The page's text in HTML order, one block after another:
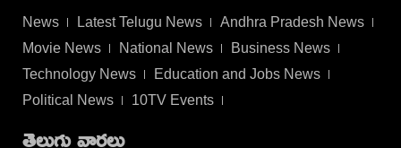
News Latest Telugu News
Andhra Pradesh News
Movie News
National News
Business News
Technology News
Education and Jobs News
Political News
10TV Events
తెలుగు వార్తలు